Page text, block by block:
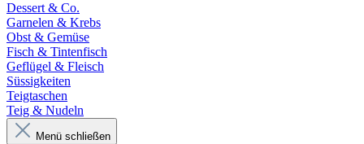
Dessert & Co.
Garnelen & Krebs
Obst & Gemüse
Fisch & Tintenfisch
Geflügel & Fleisch
Süssigkeiten
Teigtaschen
Teig & Nudeln
Menü schließen